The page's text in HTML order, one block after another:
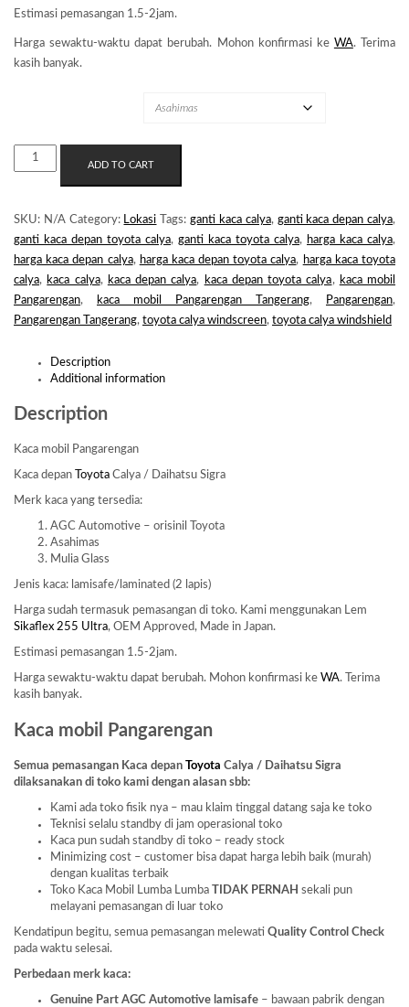
Estimasi pemasangan 1.5-2jam.
Harga sewaktu-waktu dapat berubah. Mohon konfirmasi ke WA. Terima
kasih banyak.
KACA
MOBIL
QUANTITY
ADD TO CART
SKU: N/A Category: Lokasi Tags:ganti kaca calya, ganti kaca depan calya,
ganti kaca depan toyota calya, ganti kaca toyota calya, harga kaca calya,
harga kaca depan calya, harga kaca depan toyota calya, harga kaca toyota
calya, kaca calya, kaca depan calya, kaca depan toyota calya, kaca mobil
Pangarengan, kaca mobil Pangarengan Tangerang, Pangarengan,
Pangarengan Tangerang, toyota calya windscreen, toyota calya windshield
Description
Additional information
Description
Kaca mobil Pangarengan
Kaca depan Toyota Calya / Daihatsu Sigra
Merk kaca yang tersedia:
AGC Automotive – orisinil Toyota
Asahimas
Mulia Glass
Jenis kaca: lamisafe/laminated (2 lapis)
Harga sudah termasuk pemasangan di toko. Kami menggunakan Lem
Sikaflex 255 Ultra, OEM Approved, Made in Japan.
Estimasi pemasangan 1.5-2jam.
Harga sewaktu-waktu dapat berubah. Mohon konfirmasi ke WA. Terima
kasih banyak.
Kaca mobil Pangarengan
Semua pemasangan Kaca depan Toyota Calya / Daihatsu Sigra
dilaksanakan di toko kami dengan alasan sbb:
Kami ada toko fisik nya – mau klaim tinggal datang saja ke toko
Teknisi selalu standby di jam operasional toko
Kaca pun sudah standby di toko – ready stock
Minimizing cost – customer bisa dapat harga lebih baik (murah)
dengan kualitas terbaik
Toko Kaca Mobil Lumba Lumba TIDAK PERNAH sekali pun
melayani pemasangan di luar toko
Kendatipun begitu, semua pemasangan melewati Quality Control Check
pada waktu selesai.
Perbedaan merk kaca:
Genuine Part AGC Automotive lamisafe – bawaan pabrik dengan